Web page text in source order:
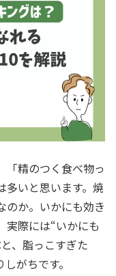
「精のつく食べ物っ
多いと思います。焼
のか。いかにも効き
実際には“いかにも
、脂っこすぎた
がちです。